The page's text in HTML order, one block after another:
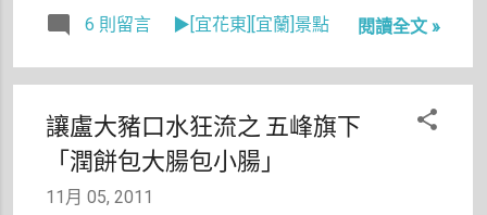
這次我點的
第粥，及第
肉丸、豬肉
雄說：「就
叫你嗶啵
吧！」時，
笑到飆淚，
視劇的時
字一出來就
已經夠好笑
了，加上廟
6 則留言 ▶[宜花東][宜蘭]景點 閱讀全文 »
讓盧大豬口水狂流之 五峰旗下
「潤餅包大腸包小腸」
11月 05, 2011